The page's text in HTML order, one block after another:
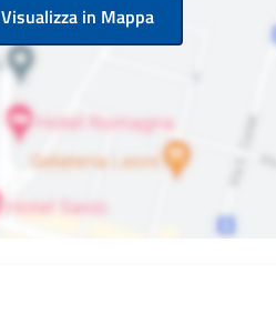
Visualizza in Mappa